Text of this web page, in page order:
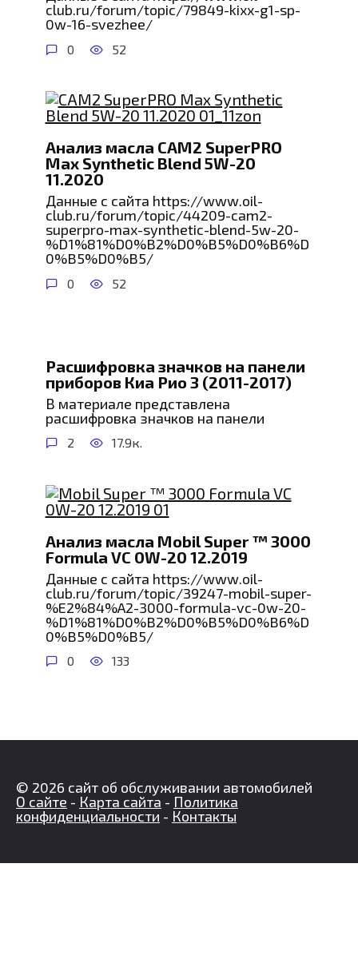
club.ru/forum/topic/79849-kixx-g1-sp-
0w-16-svezhee/
0 52
Анализ масла CAM2 SuperPRO
Max Synthetic Blend 5W-20
11.2020
Данные с сайта https://www.oil-
club.ru/forum/topic/44209-cam2-
superpro-max-synthetic-blend-5w-20-
%D1%81%D0%B2%D0%B5%D0%B6%D
0%B5%D0%B5/
0 52
Расшифровка значков на панели
приборов Киа Рио 3 (2011-2017)
В материале представлена
расшифровка значков на панели
2 17.9к.
Анализ масла Mobil Super ™ 3000
Formula VC 0W-20 12.2019
Данные с сайта https://www.oil-
club.ru/forum/topic/39247-mobil-super-
%E2%84%A2-3000-formula-vc-0w-20-
%D1%81%D0%B2%D0%B5%D0%B6%D
0%B5%D0%B5/
0 133
© 2026 сайт об обслуживании автомобилей
О сайте - Карта сайта - Политика
конфиденциальности - Контакты